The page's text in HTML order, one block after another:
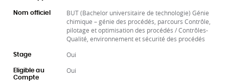
Nom officiel
BUT (Bachelor universitaire de technologie) Génie
chimique – génie des procédés, parcours Contrôle,
pilotage et optimisation des procédés / Contrôles-
Qualité, environnement et sécurité des procédés
Stage Oui
Eligible au
Compte
Oui